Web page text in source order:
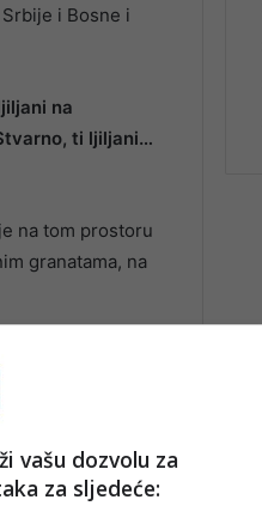
i Bosne i
na
ti ljiljani…
na tom prostoru
granatama, na
vašu dozvolu za
za sljedeće: